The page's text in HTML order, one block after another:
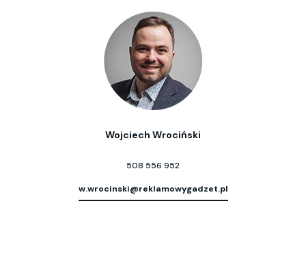
Wojciech Wrociński
508 556 952
w.wrocinski@reklamowygadzet.pl